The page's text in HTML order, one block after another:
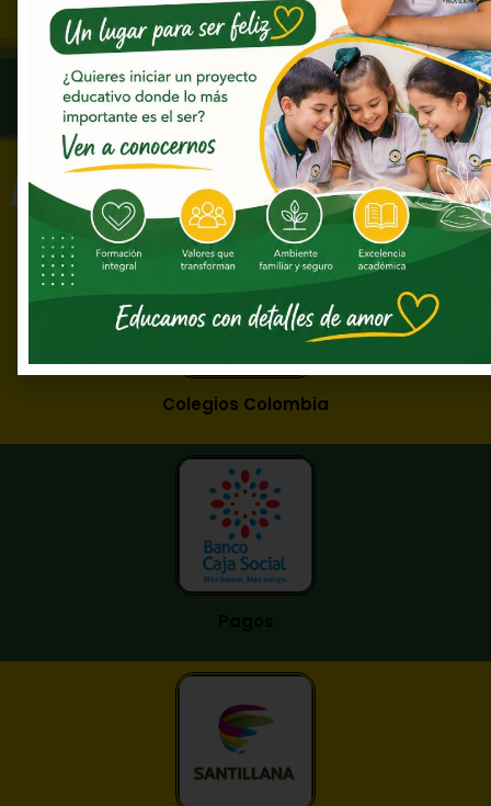
Enlaces de interés
Colegios Colombia